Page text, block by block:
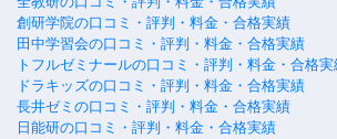
創研学院の口コミ・評判・料金・合格実績
田中学習会の口コミ・評判・料金・合格実績
トフルゼミナールの口コミ・評判・料金・合格実
ドラキッズの口コミ・評判・料金・合格実績
長井ゼミの口コミ・評判・料金・合格実績
日能研の口コミ・評判・料金・合格実績